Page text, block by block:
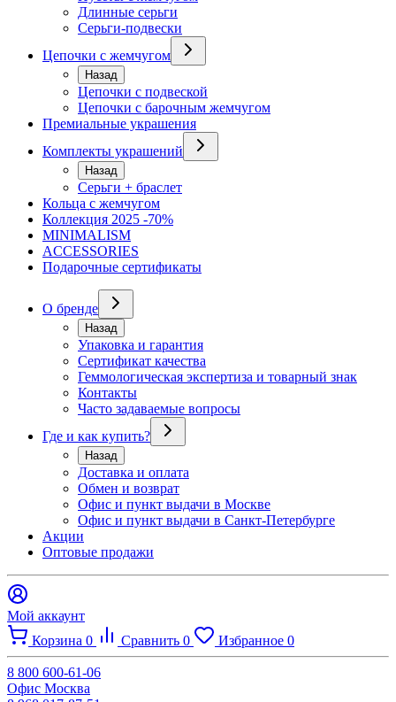
Длинные серьги
Серьги-подвески
Цепочки с жемчугом
Назад
Цепочки с подвеской
Цепочки с барочным жемчугом
Премиальные украшения
Комплекты украшений
Назад
Серьги + браслет
Кольца с жемчугом
Коллекция 2025 -70%
MINIMALISM
ACCESSORIES
Подарочные сертификаты
О бренде
Назад
Упаковка и гарантия
Сертификат качества
Геммологическая экспертиза и товарный знак
Контакты
Часто задаваемые вопросы
Где и как купить?
Назад
Доставка и оплата
Обмен и возврат
Офис и пункт выдачи в Москве
Офис и пункт выдачи в Санкт-Петербурге
Акции
Оптовые продажи
Мой аккаунт
Корзина 0 Сравнить 0 Избранное 0
8 800 600-61-06
Офис Москва